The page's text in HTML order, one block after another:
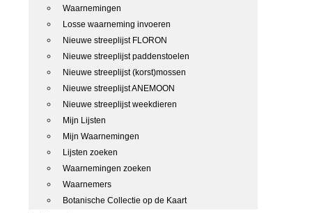
Waarnemingen
Losse waarneming invoeren
Nieuwe streeplijst FLORON
Nieuwe streeplijst paddenstoelen
Nieuwe streeplijst (korst)mossen
Nieuwe streeplijst ANEMOON
Nieuwe streeplijst weekdieren
Mijn Lijsten
Mijn Waarnemingen
Lijsten zoeken
Waarnemingen zoeken
Waarnemers
Botanische Collectie op de Kaart